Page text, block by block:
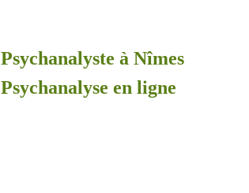
Psychanalyste à Nîmes
Psychanalyse en ligne